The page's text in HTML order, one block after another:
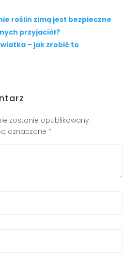
roślin zimą jest bezpieczne
przyjaciół?
– jak zrobić to
zostanie opublikowany.
oznaczone *